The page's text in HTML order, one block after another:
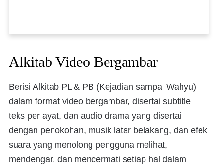
Alkitab Video Bergambar
Berisi Alkitab PL & PB (Kejadian sampai Wahyu)
dalam format video bergambar, disertai subtitle
teks per ayat, dan audio drama yang disertai
dengan penokohan, musik latar belakang, dan efek
suara yang menolong pengguna melihat,
mendengar, dan mencermati setiap hal dalam